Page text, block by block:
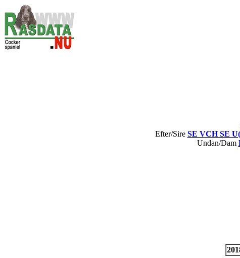
Efter/Sire SE VCH SE
Undan/Dam